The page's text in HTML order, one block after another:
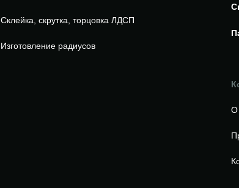
Склейка, скрутка, торцовка ЛДСП
Изготовление радиусов
О